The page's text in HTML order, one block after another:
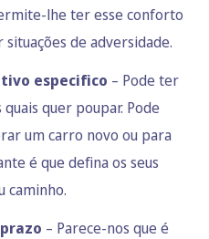
lhe ter esse conforto
de adversidade.
especifico – Pode ter
quer poupar. Pode
um carro novo ou para
é que defina os seus
caminho.
– Parece-nos que é